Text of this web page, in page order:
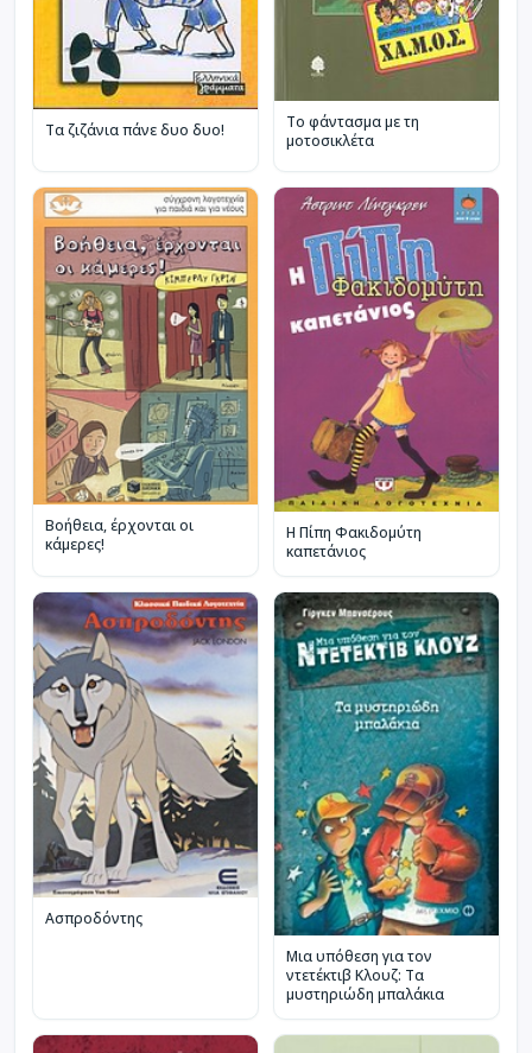
Τα ζιζάνια πάνε δυο δυο!
Το φάντασμα με τη
μοτοσικλέτα
Βοήθεια, έρχονται οι
κάμερες!
Η Πίπη Φακιδομύτη
καπετάνιος
Ασπροδόντης
Μια υπόθεση για τον
ντετέκτιβ Κλουζ: Τα
μυστηριώδη μπαλάκια